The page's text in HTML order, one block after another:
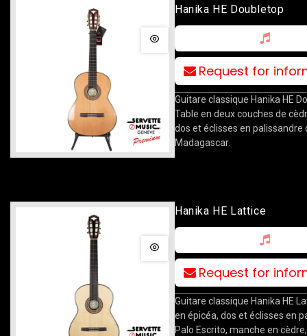
Hanika HE Doubletop
Request for
Guitare classique Hanika HE
Table en deux couches de
dos et éclisses en palissandre
Madagascar.
Hanika HE Lattice
Request for
Guitare classique Hanika HE
en épicéa, dos et éclisses en
Palo Escrito, manche en